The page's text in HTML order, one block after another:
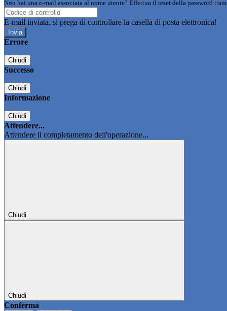
Non hai una e-mail associata al nome utente? Effettua il reset della password
E-mail inviata, si prega di controllare la casella di posta elettronica!
Errore
Chiudi
Successo
Chiudi
Informazione
Chiudi
Attendere...
Attendere il completamento dell'operazione...
Chiudi
Chiudi
Conferma